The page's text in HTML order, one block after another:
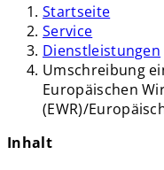
Startseite
Service
Dienstleistungen
Umschreibung
Europäischen
(EWR)/
Inhalt